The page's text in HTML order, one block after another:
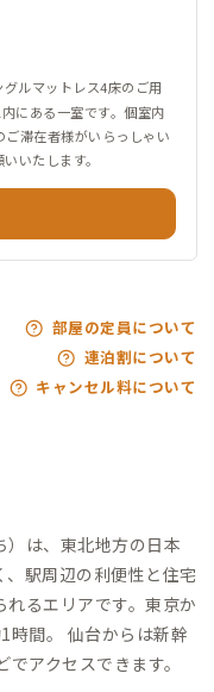
グルマットレス4床のご用
にある一室です。個室内
滞在者様がいらっしゃい
いたします。
部屋の定員について
連泊割について
キャンセル料について
は、東北地方の日本
駅周辺の利便性と住宅
るエリアです。東京か
時間。 仙台からは新幹
アクセスできます。